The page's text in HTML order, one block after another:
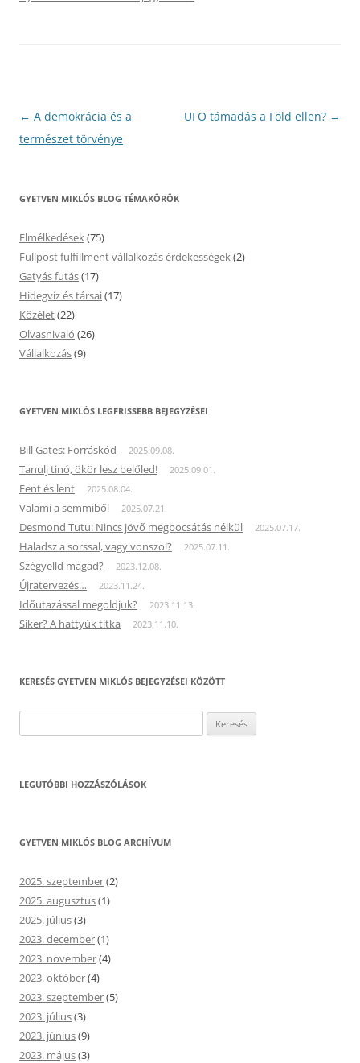
Bejegyzés
navigáció
← A demokrácia és a
természet törvénye
UFO támadás a Föld ellen? →
GYETVEN MIKLÓS BLOG TÉMAKÖRÖK
Elmélkedések(75)
Fullpost fulfillment vállalkozás érdekességek(2)
Gatyás futás(17)
Hidegvíz és társai(17)
Közélet(22)
Olvasnivaló (26)
Vállalkozás(9)
GYETVEN MIKLÓS LEGFRISSEBB BEJEGYZÉSEI
Bill Gates: Forráskód 2025.09.08.
Tanulj tinó, ökör lesz belőled! 2025.09.01.
Fent és lent 2025.08.04.
Valami a semmiből 2025.07.21.
Desmond Tutu: Nincs jövő megbocsátás nélkül 2025.07.17.
Haladsz a sorssal, vagy vonszol? 2025.07.11.
Szégyelld magad? 2023.12.08.
Újratervezés… 2023.11.24.
Időutazással megoldjuk? 2023.11.13.
Siker? A hattyúk titka 2023.11.10.
KERESÉS GYETVEN MIKLÓS BEJEGYZÉSEI KÖZÖTT
LEGUTÓBBI HOZZÁSZÓLÁSOK
GYETVEN MIKLÓS BLOG ARCHÍVUM
2025. szeptember(2)
2025. augusztus(1)
2025. július(3)
2023. december(1)
2023. november(4)
2023. október(4)
2023. szeptember(5)
2023. július(3)
2023. június(9)
2023. május(3)